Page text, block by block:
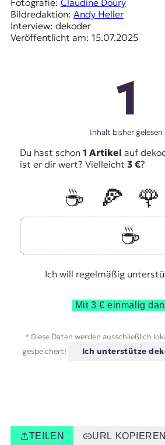
Fotografie: Claudine Doury
Bildredaktion: Andy Heller
Interview: dekoder
Veröffentlicht am: 15.07.2025
1
Inhalt bisher gelesen
Du hast schon 1 Artikel auf
ist er dir wert? Vielleicht 3 €?
☕️ 🍕 🌹
☕️
Ich will regelmäßig
Mit 3 € einmalig
* Diese Daten werden ausschließlich
gespeichert!
Ich unterstütze
TEILEN URL KOPIEREN